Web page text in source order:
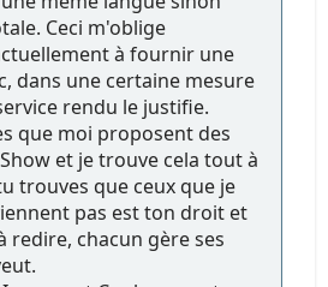
Ceci m'oblige
à fournir une
dans une certaine mesure
rendu le justifie.
que moi proposent des
et je trouve cela tout à
trouves que ceux que je
pas est ton droit et
redire, chacun gère ses